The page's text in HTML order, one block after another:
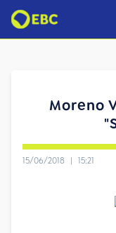
Moreno
15/06/2018 | 15:21